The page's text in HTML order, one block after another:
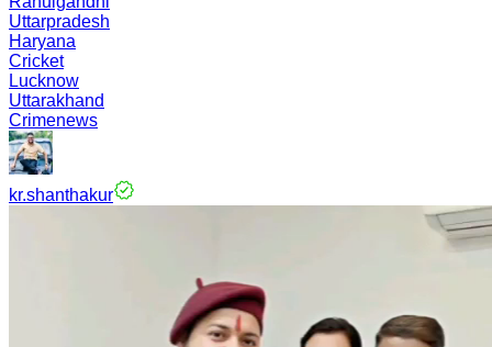
Uttarpradesh
Haryana
Cricket
Lucknow
Uttarakhand
Crimenews
kr.shanthakur